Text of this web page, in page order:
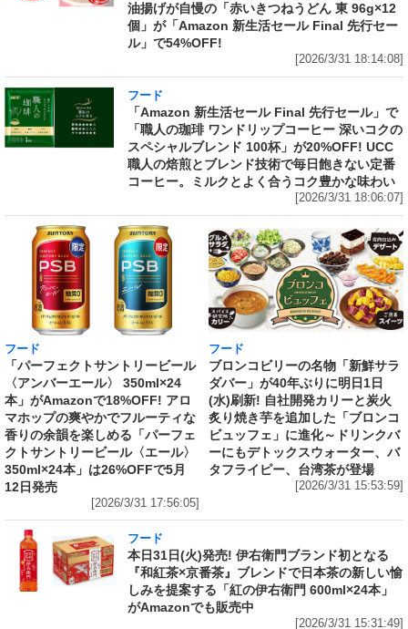
油揚げが自慢の「赤いきつねうどん 東 96g×12
個」が「Amazon 新生活セール Final 先行セー
ル」で54%OFF!
[2026/3/31 18:14:08]
フード
「Amazon 新生活セール Final 先行セール」で
「職人の珈琲 ワンドリップコーヒー 深いコクの
スペシャルブレンド 100杯」が20%OFF! UCC
職人の焙煎とブレンド技術で毎日飽きない定番
コーヒー。ミルクとよく合うコク豊かな味わい
[2026/3/31 18:06:07]
フード
「パーフェクトサントリービール
〈アンバーエール〉 350ml×24
本」がAmazonで18%OFF! アロ
マホップの爽やかでフルーティな
香りの余韻を楽しめる「パーフェ
クトサントリービール〈エール〉
350ml×24本」は26%OFFで5月
12日発売
[2026/3/31 17:56:05]
フード
ブロンコビリーの名物「新鮮サラ
ダバー」が40年ぶりに明日1日
(水)刷新! 自社開発カリーと炭火
炙り焼き芋を追加した「ブロンコ
ビュッフェ」に進化～ドリンクバ
ーにもデトックスウォーター、バ
タフライピー、台湾茶が登場
[2026/3/31 15:53:59]
フード
本日31日(火)発売! 伊右衛門ブランド初となる
『和紅茶×京番茶』ブレンドで日本茶の新しい愉
しみを提案する「紅の伊右衛門 600ml×24本」
がAmazonでも販売中
[2026/3/31 15:31:49]